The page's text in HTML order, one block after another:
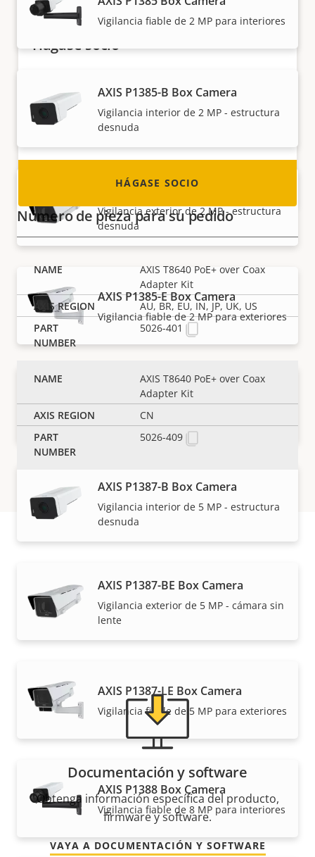
Vigilancia fiable de 2 MP para interiores
AXIS P1385-B Box Camera
Vigilancia interior de 2 MP - estructura
desnuda
AXIS P1385-BE Box Camera
Vigilancia exterior de 2 MP - estructura
desnuda
AXIS P1385-E Box Camera
Vigilancia fiable de 2 MP para exteriores
AXIS P1387 Box Camera
Vigilancia fiable de 5 MP para interiores
AXIS P1387-B Box Camera
Vigilancia interior de 5 MP - estructura
desnuda
AXIS P1387-BE Box Camera
Vigilancia exterior de 5 MP - cámara sin
lente
AXIS P1387-LE Box Camera
Vigilancia fiable de 5 MP para exteriores
AXIS P1388 Box Camera
Vigilancia fiable de 8 MP para interiores
Hágase socio
integrador de sistemas o instalador? Tenemos
socios en casi todos los países del mundo.
¡Descubra cómo convertirse en uno de ellos!
HÁGASE SOCIO
Número de pieza para su pedido
AXIS T8640 PoE+ over Coax
Adapter Kit
AU, BR, EU, IN, JP, UK, US
5026-401
AXIS T8640 PoE+ over Coax
Adapter Kit
CN
5026-409
Asistencia y recursos
¿Necesita información sobre cualquier producto
Axis, software o ayuda de uno de nuestros expertos?
Documentación y software
Obtenga información específica del producto,
firmware y software.
VAYA A DOCUMENTACIÓN Y SOFTWARE